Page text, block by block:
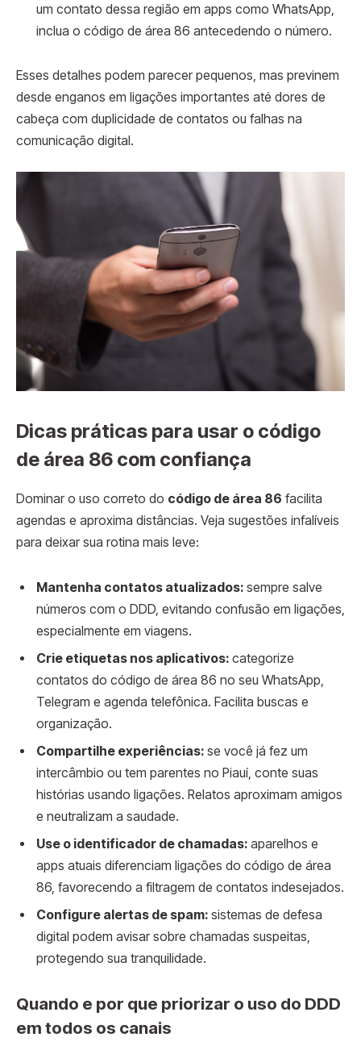
um contato dessa região em apps como WhatsApp,
inclua o código de área 86 antecedendo o número.
Esses detalhes podem parecer pequenos, mas previnem
desde enganos em ligações importantes até dores de
cabeça com duplicidade de contatos ou falhas na
comunicação digital.
Dicas práticas para usar o código
de área 86 com confiança
Dominar o uso correto do código de área 86 facilita
agendas e aproxima distâncias. Veja sugestões infalíveis
para deixar sua rotina mais leve:
Mantenha contatos atualizados: sempre salve
números com o DDD, evitando confusão em ligações,
especialmente em viagens.
Crie etiquetas nos aplicativos: categorize
contatos do código de área 86 no seu WhatsApp,
Telegram e agenda telefônica. Facilita buscas e
organização.
Compartilhe experiências: se você já fez um
intercâmbio ou tem parentes no Piauí, conte suas
histórias usando ligações. Relatos aproximam amigos
e neutralizam a saudade.
Use o identificador de chamadas: aparelhos e
apps atuais diferenciam ligações do código de área
86, favorecendo a filtragem de contatos indesejados.
Configure alertas de spam: sistemas de defesa
digital podem avisar sobre chamadas suspeitas,
protegendo sua tranquilidade.
Quando e por que priorizar o uso do DDD
em todos os canais